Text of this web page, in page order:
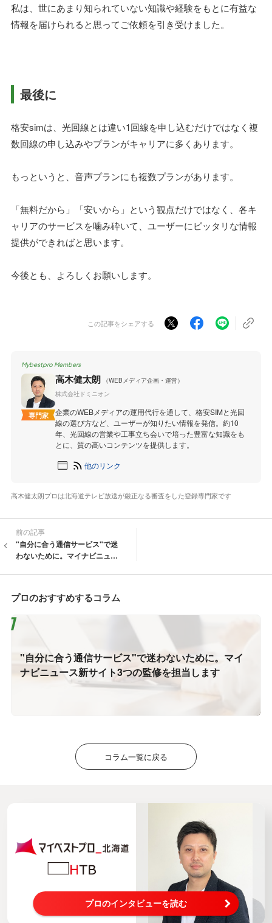
私は、世にあまり知られていない知識や経験をもとに有益な
情報を届けられると思ってご依頼を引き受けました。
最後に
格安simは、光回線とは違い1回線を申し込むだけではなく複
数回線の申し込みやプランがキャリアに多くあります。
もっというと、音声プランにも複数プランがあります。
「無料だから」「安いから」という観点だけではなく、各キ
ャリアのサービスを噛み砕いて、ユーザーにピッタリな情報
提供ができればと思います。
今後とも、よろしくお願いします。
この記事をシェアする
Mybestpro Members
専門家
高木健太朗
（WEBメディア企画・運営）
株式会社ドミニオン
企業のWEBメディアの運用代行を通して、格安SIMと光回
線の選び方など、ユーザーが知りたい情報を発信。約10
年、光回線の営業や工事立ち会いで培った豊富な知識をも
とに、質の高いコンテンツを提供します。
他のリンク
高木健太朗プロは北海道テレビ放送が厳正なる審査をした登録専門家です
前の記事
"自分に合う通信サービス"で迷
わないために。マイナビニュー
す
プロのおすすめするコラム
"自分に合う通信サービス"で迷わないために。マイ
ナビニュース新サイト3つの監修を担当します
コラム一覧に戻る
プロのインタビューを読む